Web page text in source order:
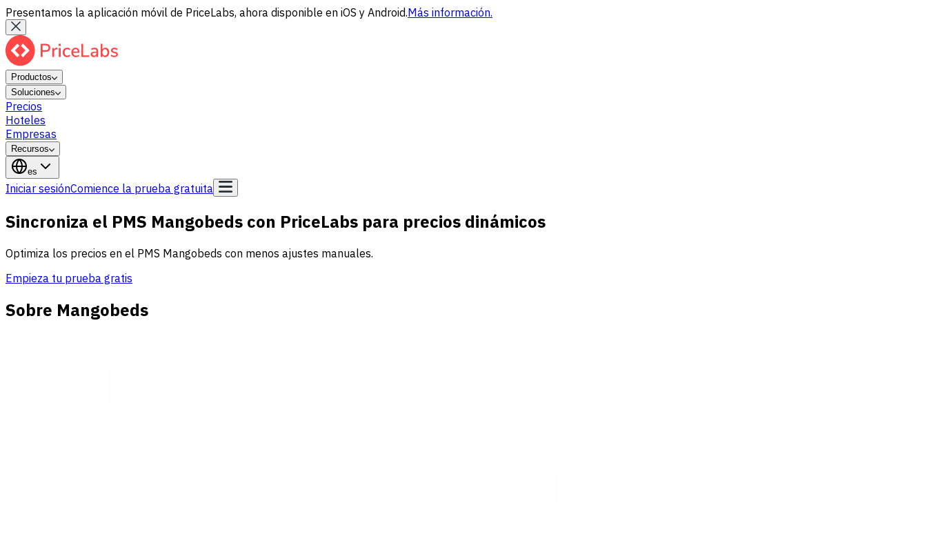
Presentamos la aplicación móvil de PriceLabs, ahora disponible en iOS y Android.Más información.
Productos
Soluciones
Precios
Hoteles
Empresas
Recursos
es
Iniciar sesiónComience la prueba gratuita
Sincroniza el PMS Mangobeds con PriceLabs para precios dinámicos
Optimiza los precios en el PMS Mangobeds con menos ajustes manuales.
Empieza tu prueba gratis
Sobre Mangobeds